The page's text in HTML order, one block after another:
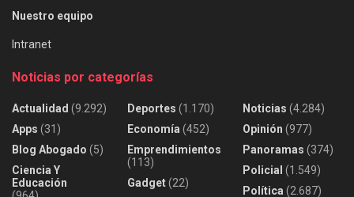
Nuestro equipo
Intranet
Noticias por categorías
Actualidad (9.292)
Apps (31)
Blog Abogado (5)
Ciencia Y
Educación
Deportes (1.170)
Economía (452)
Emprendimientos
(113)
Gadget(22)
Noticias (4.284)
Opinión (977)
Panoramas (374)
Policial (1.549)
Política (2.687)